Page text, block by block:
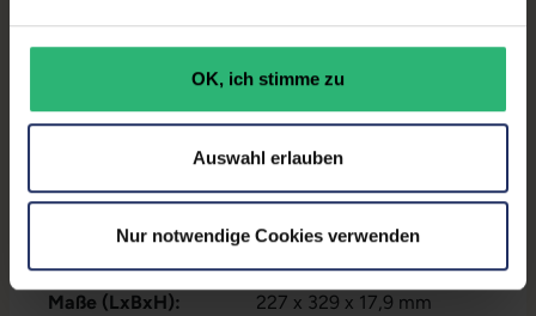
OK, ich stimme zu
Auswahl erlauben
Nur notwendige Cookies verwenden
250 GB SSD
Arbeitsspeicher: 16 GB DDR4
GHz
Maße (LxBxH): 227 x 329 x 17,9 mm